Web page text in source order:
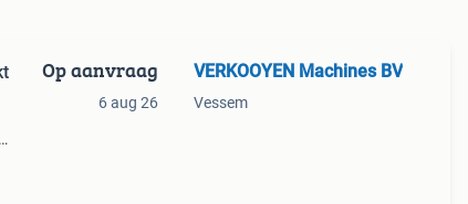
Op aanvraag
6 aug 26
VERKOOYEN Machines BV
Vessem